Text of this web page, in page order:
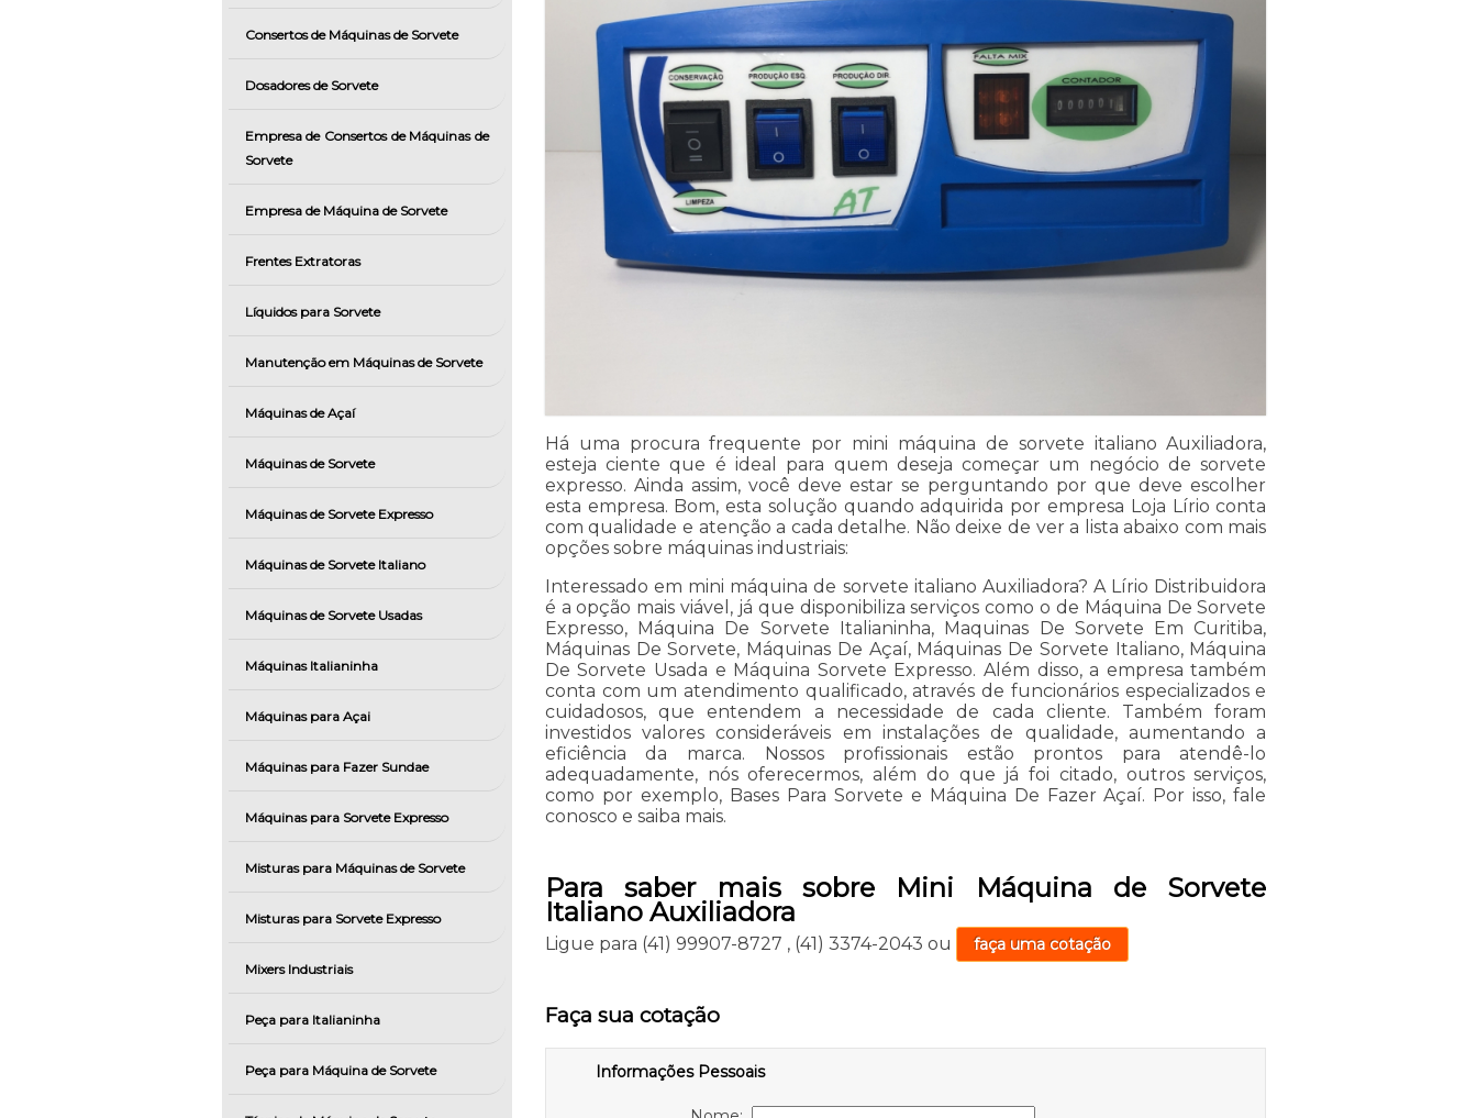
Consertos de Máquinas de Sorvete
Dosadores de Sorvete
Empresa de Consertos de Máquinas de
Sorvete
Empresa de Máquina de Sorvete
Frentes Extratoras
Líquidos para Sorvete
Manutenção em Máquinas de Sorvete
Máquinas de Açaí
Máquinas de Sorvete
Máquinas de Sorvete Expresso
Máquinas de Sorvete Italiano
Máquinas de Sorvete Usadas
Máquinas Italianinha
Máquinas para Açai
Máquinas para Fazer Sundae
Máquinas para Sorvete Expresso
Misturas para Máquinas de Sorvete
Misturas para Sorvete Expresso
Mixers Industriais
Peça para Italianinha
Peça para Máquina de Sorvete
Há uma procura frequente por mini máquina de sorvete italiano Auxiliadora,
esteja ciente que é ideal para quem deseja começar um negócio de sorvete
expresso. Ainda assim, você deve estar se perguntando por que deve escolher
esta empresa. Bom, esta solução quando adquirida por empresa Loja Lírio conta
com qualidade e atenção a cada detalhe. Não deixe de ver a lista abaixo com mais
opções sobre máquinas industriais:
Interessado em mini máquina de sorvete italiano Auxiliadora? A Lírio Distribuidora
é a opção mais viável, já que disponibiliza serviços como o de Máquina De Sorvete
Expresso, Máquina De Sorvete Italianinha, Maquinas De Sorvete Em Curitiba,
Máquinas De Sorvete, Máquinas De Açaí, Máquinas De Sorvete Italiano, Máquina
De Sorvete Usada e Máquina Sorvete Expresso. Além disso, a empresa também
conta com um atendimento qualificado, através de funcionários especializados e
cuidadosos, que entendem a necessidade de cada cliente. Também foram
investidos valores consideráveis em instalações de qualidade, aumentando a
eficiência da marca. Nossos profissionais estão prontos para atendê-lo
adequadamente, nós oferecermos, além do que já foi citado, outros serviços,
como por exemplo, Bases Para Sorvete e Máquina De Fazer Açaí. Por isso, fale
conosco e saiba mais.
Para saber mais sobre Mini Máquina de Sorvete
Italiano Auxiliadora
Ligue para (41) 99907-8727 , (41) 3374-2043 ou faça uma cotação
Faça sua cotação
Informações Pessoais